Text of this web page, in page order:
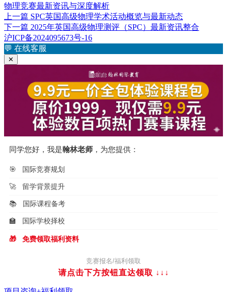
布
于
者
物理竞赛最新资讯与深度解析
文
章
导
航
上一篇 上
篇
文
章：
SPC英国高级物理学术活动概览与最新动态
下一篇 下
篇
文
2025年英国高级物理测评（SPC）最新资讯整合
沪ICP备2024095673号-16
💬 在线客服
✕
同学您好，我是翰林老师 ，为您提供：
🎯 国际竞赛规划
🚀 留学背景提升
📚 国际课程备考
🏫 国际学校择校
🎁 免费领取福利资料
竞赛报名/福利领取
请点击下方按钮直达领取 ↓↓↓